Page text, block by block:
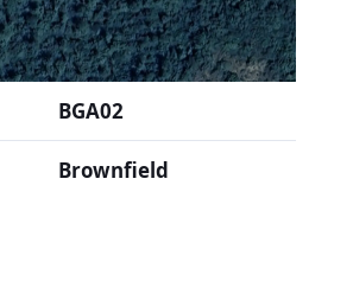
BGA02
Brownfield